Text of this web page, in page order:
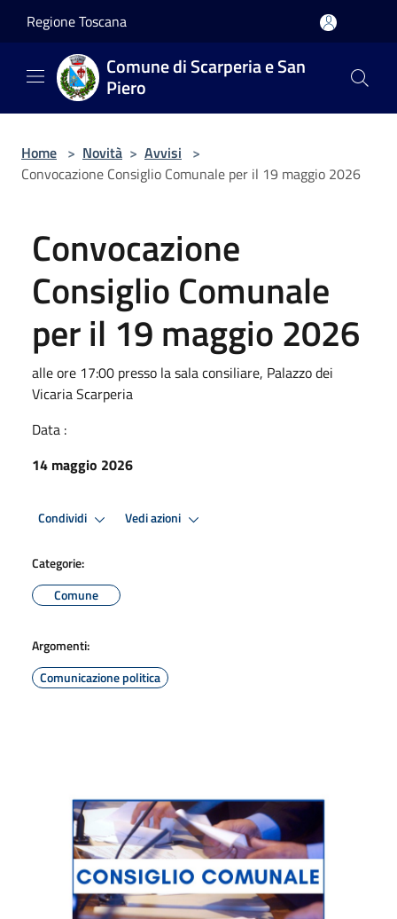
Regione Toscana
Comune di Scarperia e San
Piero
Home > Novità > Avvisi >
Convocazione Consiglio Comunale per il 19 maggio 2026
Convocazione
Consiglio Comunale
per il 19 maggio 2026
alle ore 17:00 presso la sala consiliare, Palazzo dei
Vicaria Scarperia
Data :
14 maggio 2026
Condividi Vedi azioni
Categorie:
Comune
Argomenti:
Comunicazione politica